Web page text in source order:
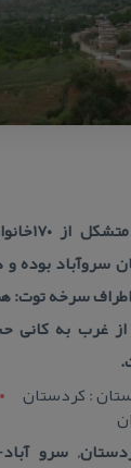
سرخه توت:
غرب به كانی
: کردستان
سرو